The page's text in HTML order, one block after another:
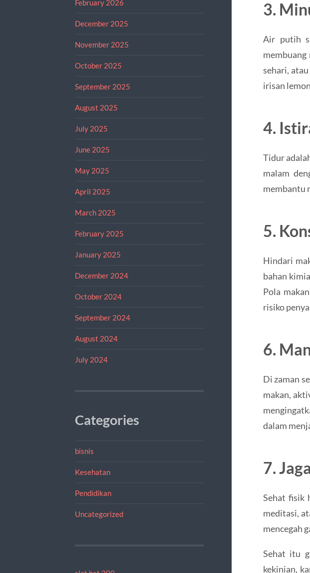
February 2026
December 2025
November 2025
October 2025
September 2025
August 2025
July 2025
June 2025
May 2025
April 2025
March 2025
February 2025
January 2025
December 2024
October 2024
September 2024
August 2024
July 2024
Categories
bisnis
Kesehatan
Pendidikan
Uncategorized
3.
Air putih
sehari,
irisan
4.
Tidur
malam
membantu
5.
Hindari
bahan
Pola
risiko
6.
Di zaman
makan,
dalam
7.
Sehat fisik
meditasi,
mencegah
Sehat itu
kekinian,